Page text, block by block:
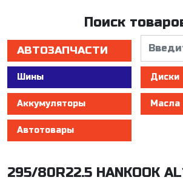
Поиск
АВТОЗАПЧАСТИ
Шины Диски
Аккумуляторы Масла
Автотовары
295/80R22.5 HANKOOK